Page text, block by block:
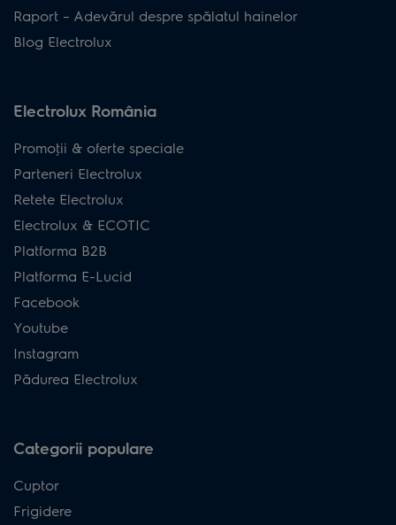
Raport – Adevărul despre spălatul hainelor
Blog Electrolux
Electrolux România
Promoţii & oferte speciale
Parteneri Electrolux
Retete Electrolux
Electrolux & ECOTIC
Platforma B2B
Platforma E-Lucid
Facebook
Youtube
Instagram
Pădurea Electrolux
Categorii populare
Cuptor
Frigidere